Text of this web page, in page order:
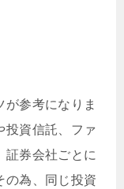
参考になりま
投資信託、ファ
証券会社ごとに
の為、同じ投資